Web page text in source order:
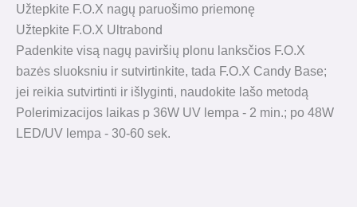
Užtepkite F.O.X nagų paruošimo priemonę
Užtepkite F.O.X Ultrabond
Padenkite visą nagų paviršių plonu lanksčios F.O.X
bazės sluoksniu ir sutvirtinkite, tada F.O.X Candy Base;
jei reikia sutvirtinti ir išlyginti, naudokite lašo metodą
Polerimizacijos laikas p 36W UV lempa - 2 min.; po 48W
LED/UV lempa - 30-60 sek.